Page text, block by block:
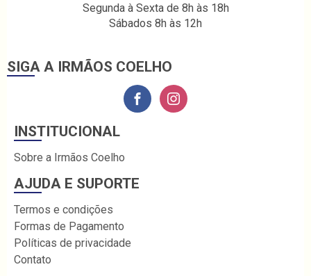
Segunda à Sexta de 8h às 18h
Sábados 8h às 12h
SIGA A IRMÃOS COELHO
INSTITUCIONAL
Sobre a Irmãos Coelho
AJUDA E SUPORTE
Termos e condições
Formas de Pagamento
Políticas de privacidade
Contato